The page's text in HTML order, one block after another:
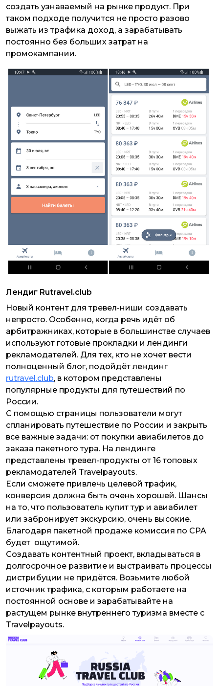
создать узнаваемый на рынке продукт. При
таком подходе получится не просто разово
выжать из трафика доход, а зарабатывать
постоянно без больших затрат на
промокампании.
Лендиг Rutravel.club
Новый контент для тревел-ниши создавать
непросто. Особенно, когда речь идёт об
арбитражниках, которые в большинстве случаев
используют готовые прокладки и лендинги
рекламодателей. Для тех, кто не хочет вести
полноценный блог, подойдёт лендинг
rutravel.club, в котором представлены
популярные продукты для путешествий по
России.
С помощью страницы пользователи могут
спланировать путешествие по России и закрыть
все важные задачи: от покупки авиабилетов до
заказа пакетного тура. На лендинге
представлены тревел-продукты от 16 топовых
рекламодателей Travelpayouts.
Если сможете привлечь целевой трафик,
конверсия должна быть очень хорошей. Шансы
на то, что пользователь купит тур и авиабилет
или забронирует экскурсию, очень высокие.
Благодаря пакетной продаже комиссия по CPA
будет ощутимой.
Создавать контентный проект, вкладываться в
долгосрочное развитие и выстраивать процессы
дистрибуции не придётся. Возьмите любой
источник трафика, с которым работаете на
постоянной основе и зарабатывайте на
растущем рынке внутреннего туризма вместе с
Travelpayouts.